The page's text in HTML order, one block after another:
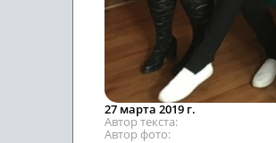
27 марта 2019 г.
Автор текста
Автор фото